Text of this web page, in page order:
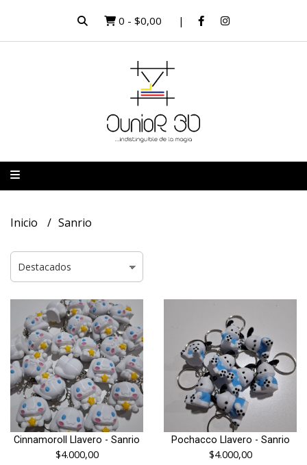
0 - $0,00
Inicio Sanrio
Cinnamoroll Llavero - Sanrio
$4.000,00
Pochacco Llavero - Sanrio
$4.000,00